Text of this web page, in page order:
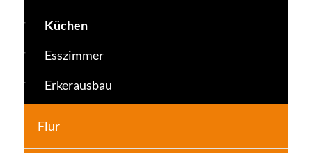
Küchen
Esszimmer
Erkerausbau
Flur